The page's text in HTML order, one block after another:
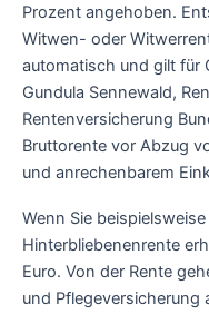
Prozent angehoben.
Witwen- oder
automatisch und gilt für
Gundula Sennewald,
Rentenversicherung
Bruttorente vor Abzug
und anrechenbarem
Wenn Sie
Hinterbliebenenrente
Euro. Von der Rente
und Pflegeversicherung